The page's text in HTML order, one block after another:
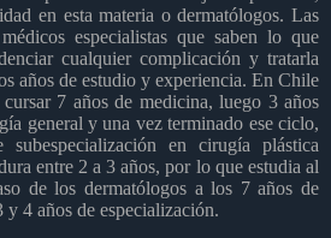
en esta materia o dermatólogos. Las
especialistas que saben lo que
cualquier complicación y tratarla
años de estudio y experiencia. En Chile
7 años de medicina, luego 3 años
general y una vez terminado ese ciclo,
en cirugía plástica
entre 2 a 3 años, por lo que estudia al
de los dermatólogos a los 7 años de
y 4 años de especialización.